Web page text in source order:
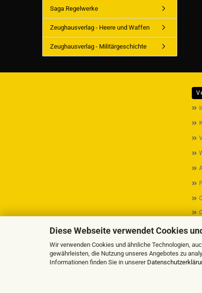
Diese Webseite verwendet Cookies
Wir verwenden Cookies und ähnliche Technologien,
gewährleisten, die Nutzung unseres Angebotes zu
Informationen finden Sie in unserer
Saga Regelwerke
Zeughausverlag - Heere und Waffen
Zeughausverlag - Militärgeschichte